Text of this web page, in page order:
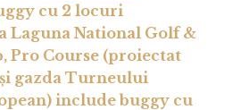
cu 2 locuri
Laguna National Golf &
Pro Course (proiectat
gazda Turneului
include buggy cu